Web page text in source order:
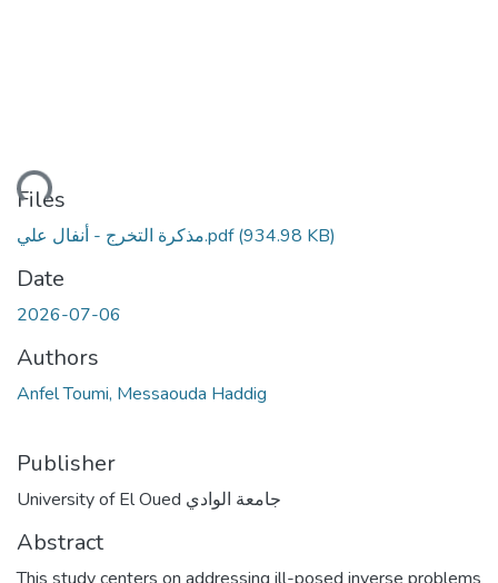
Files
مذكرة التخرج - أنفال علي.pdf(934.98 KB)
Date
2026-07-06
Authors
Anfel Toumi, Messaouda Haddig
Publisher
University of El Oued جامعة الوادي
Abstract